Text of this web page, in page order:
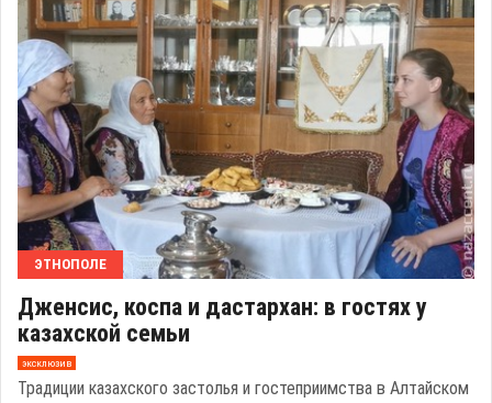
ЭТНОПОЛЕ
Дженсис, коспа и дастархан: в гостях у
казахской семьи
эксклюзив
Традиции казахского застолья и гостеприимства в Алтайском